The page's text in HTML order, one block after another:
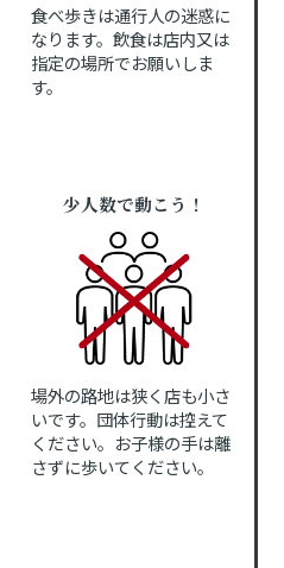
食べ歩きは通行人の迷惑に
なります。飲食は店内又は
指定の場所でお願いしま
す。
少人数で動こう！
場外の路地は狭く店も小さ
いです。団体行動は控えて
ください。お子様の手は離
さずに歩いてください。